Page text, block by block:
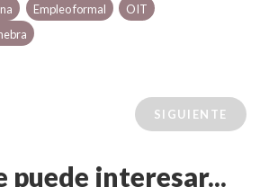
Empleo formal
OIT
SIGUIENTE
puede interesar...